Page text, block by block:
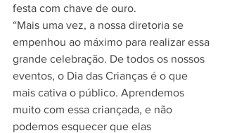
festa com chave de ouro.
“Mais uma vez, a nossa diretoria se
empenhou ao máximo para realizar essa
grande celebração. De todos os nossos
eventos, o Dia das Crianças é o que
mais cativa o público. Aprendemos
muito com essa criançada, e não
podemos esquecer que elas